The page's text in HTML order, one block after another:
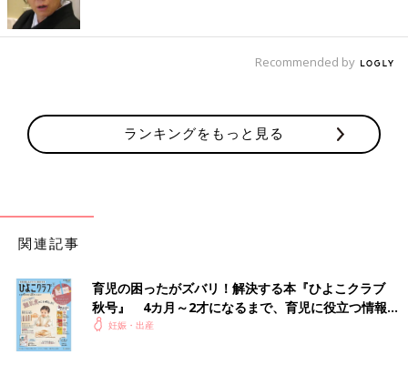
Recommended by
ランキングをもっと見る
関連記事
育児の困ったがズバリ！解決する本『ひよこクラブ
秋号』 4カ月～2才になるまで、育児に役立つ情報が
いっぱい！
妊娠・出産